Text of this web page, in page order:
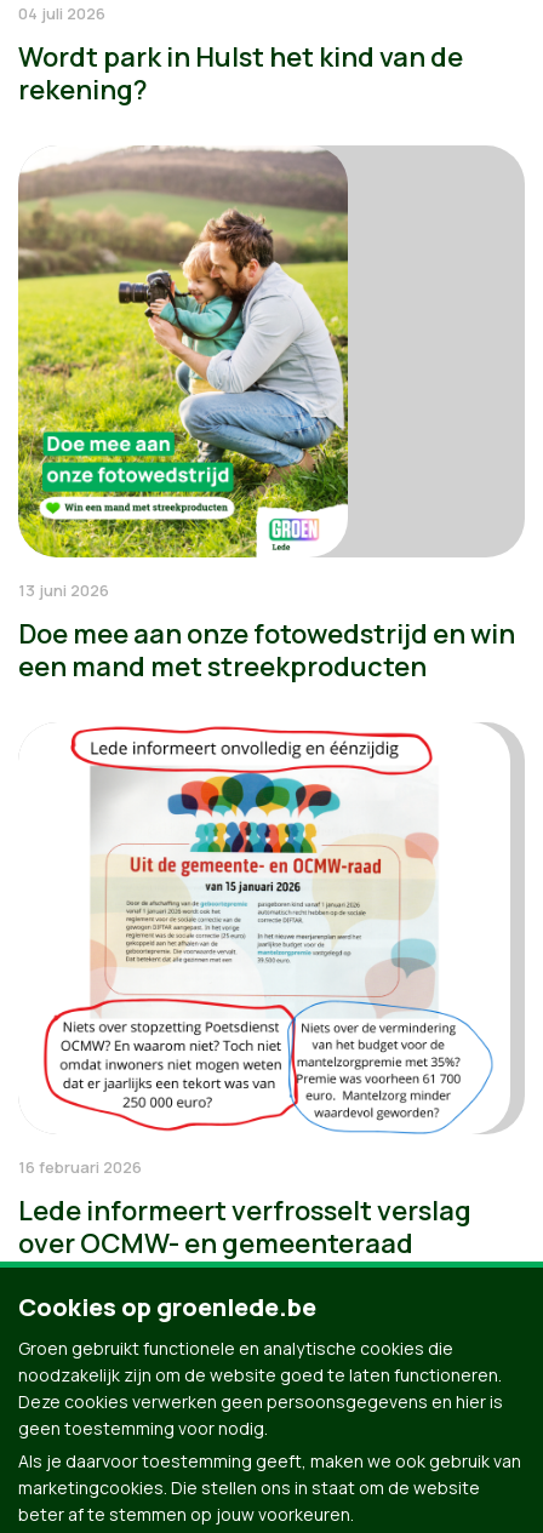
04 juli 2026
Wordt park in Hulst het kind van de
rekening?
13 juni 2026
Doe mee aan onze fotowedstrijd en win
een mand met streekproducten
16 februari 2026
Lede informeert verfrosselt verslag
over OCMW- en gemeenteraad
Cookies op groenlede.be
Groen gebruikt functionele en analytische cookies die
noodzakelijk zijn om de website goed te laten functioneren.
Deze cookies verwerken geen persoonsgegevens en hier is
geen toestemming voor nodig.
Als je daarvoor toestemming geeft, maken we ook gebruik van
marketingcookies. Die stellen ons in staat om de website
beter af te stemmen op jouw voorkeuren.